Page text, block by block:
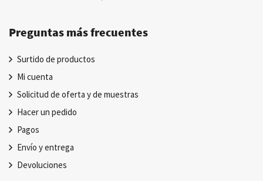
Preguntas más frecuentes
Surtido de productos
Mi cuenta
Solicitud de oferta y de muestras
Hacer un pedido
Pagos
Envío y entrega
Devoluciones